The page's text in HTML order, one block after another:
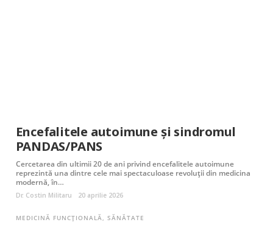
Encefalitele autoimune și sindromul
PANDAS/PANS
Cercetarea din ultimii 20 de ani privind encefalitele autoimune
reprezintă una dintre cele mai spectaculoase revoluții din medicina
modernă, în…
Dr. Costin Militaru 20 aprilie 2026
MEDICINĂ FUNCȚIONALĂ, SĂNĂTATE